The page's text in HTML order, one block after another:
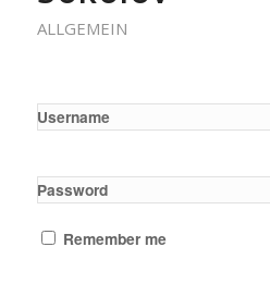
ALLGEMEIN
Username
Password
Remember me